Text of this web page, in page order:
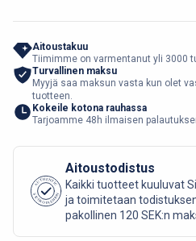
Aitoustakuu
Tiimimme on varmentanut yli 3000
Turvallinen maksu
Myyjä saa maksun vasta kun olet
tuotteen.
Kokeile kotona rauhassa
Tarjoamme 48h ilmaisen
AUTHENTIC
SICURO FASHION
Aitoustodistus
Kaikki tuotteet kuuluvat
ja toimitetaan
pakollinen 120 SEK:n